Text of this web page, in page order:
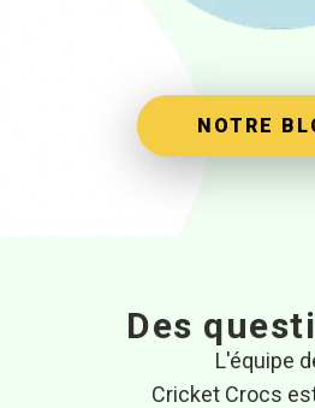
NOTRE
Des
L'équipe
Cricket Crocs